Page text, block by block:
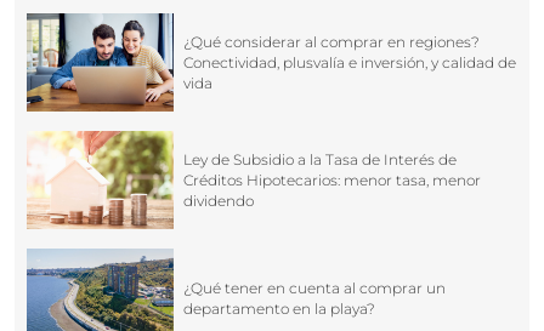
¿Qué considerar al comprar en regiones?
Conectividad, plusvalía e inversión, y calidad de
vida
Ley de Subsidio a la Tasa de Interés de
Créditos Hipotecarios: menor tasa, menor
dividendo
¿Qué tener en cuenta al comprar un
departamento en la playa?